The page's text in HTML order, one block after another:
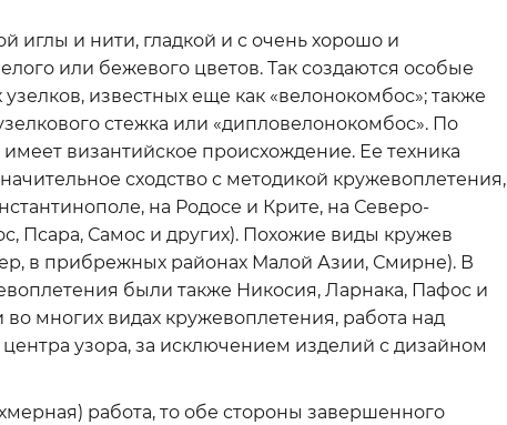
иглы и нити, гладкой и с очень хорошо и
или бежевого цветов. Так создаются особые
известных еще как «велонокомбос»; также
стежка или «дипловелонокомбос». По
византийское происхождение. Ее техника
сходство с методикой кружевоплетения,
на Родосе и Крите, на Северо-
Псара, Самос и других). Похожие виды кружев
в прибрежных районах Малой Азии, Смирне). В
были также Никосия, Ларнака, Пафос и
многих видах кружевоплетения, работа над
узора, за исключением изделий с дизайном
работа, то обе стороны завершенного